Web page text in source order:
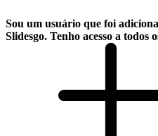
Sou um usuário que foi
Slidesgo. Tenho acesso a todos